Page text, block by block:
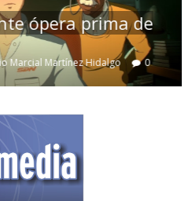
ópera prima de
Marcial Martínez Hidalgo 0